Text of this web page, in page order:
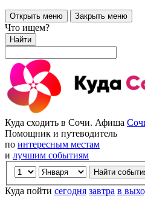
Открыть меню Закрыть меню
Что ищем?
Найти
Куда сходить в Сочи. Афиша
Помощник и путеводитель
по интересным местам
и лучшим событиям
Куда пойти сегодня завтра в